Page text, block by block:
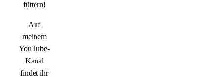
füttern!
Auf
meinem
YouTube-
Kanal
findet ihr